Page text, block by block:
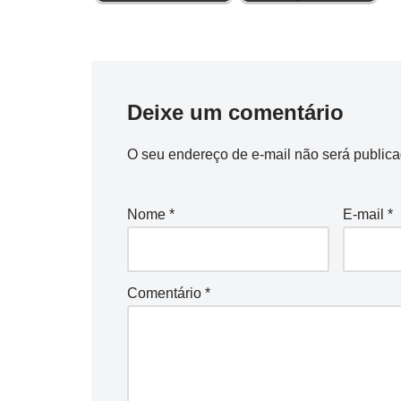
Deixe um comentário
O seu endereço de e-mail não será
Nome * E-mail*
Comentário *